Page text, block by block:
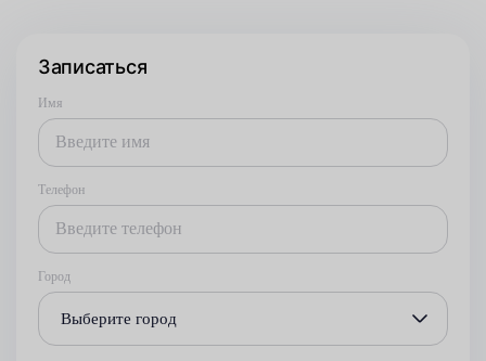
Записаться
Имя
Телефон
Город
Выберите город